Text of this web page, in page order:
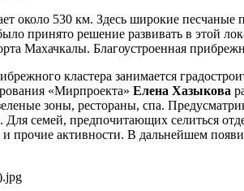
около 530 км. Здесь широкие
принято решение развивать в этой
Махачкалы. Благоустроенная
кластера занимается
«Мирпроекта» Елена Хазыкова
зоны, рестораны, спа.
Для семей, предпочитающих селиться
и прочие активности. В дальнейшем